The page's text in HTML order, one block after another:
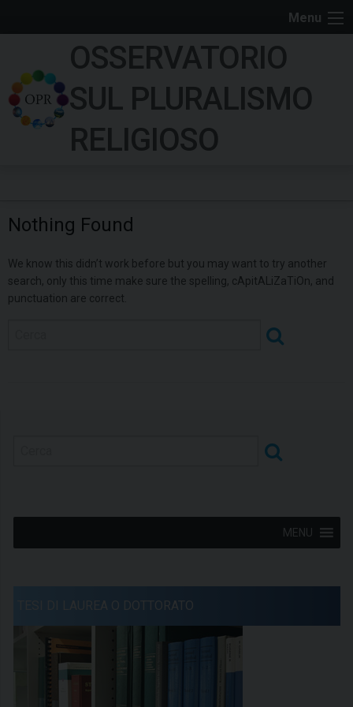
k
Menu
OSSERVATORIO
SUL PLURALISMO
RELIGIOSO
Nothing Found
We know this didn’t work before but you may want to try another
search, only this time make sure the spelling, cApitALiZaTiOn, and
punctuation are correct.
MENU
TESI DI LAUREA O DOTTORATO